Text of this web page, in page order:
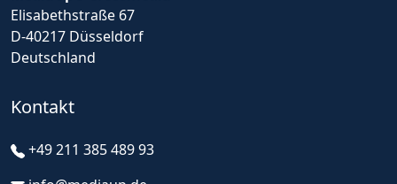
Elisabethstraße 67
D-40217 Düsseldorf
Deutschland
Kontakt
+49 211 385 489 93